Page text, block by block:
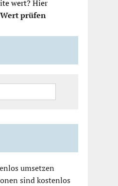
wert? Hier
prüfen
umsetzen
sind kostenlos